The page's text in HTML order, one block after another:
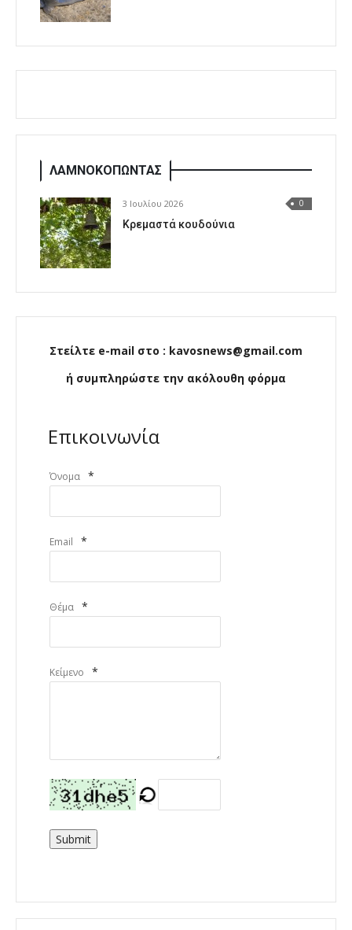
ΛΑΜΝΟΚΟΠΩΝΤΑΣ
3 Ιουλίου 2026 0
Κρεμαστά κουδούνια
Στείλτε e-mail στο : kavosnews@gmail.com
ή συμπληρώστε την ακόλουθη φόρμα
Επικοινωνία
Όνομα *
Email *
Θέμα *
Κείμενο *
Submit